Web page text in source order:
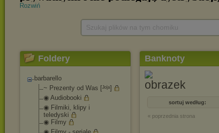
Rozwiń
Foldery
barbarello
~ Prezenty od Was [ᴶᵒᶩᵃ]
◉ Audiobooki
◉ Filmiki, klipy i
teledyski
◉ Filmy
Banknoty
sortuj według:
« poprzednia strona